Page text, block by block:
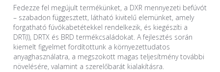
Fedezze fel megújult termékünket, a DXR mennyezeti befúvót
– szabadon függesztett, látható kivitelű elemünket, amely
forgatható fúvókabetétekkel rendelkezik, és kiegészíti a
DRT(I), DRTX és BRD termékcsaládokat. A fejlesztés során
kiemelt figyelmet fordítottunk a környezettudatos
anyaghasználatra, a megszokott magas teljesítmény további
növelésére, valamint a szerelőbarát kialakításra.